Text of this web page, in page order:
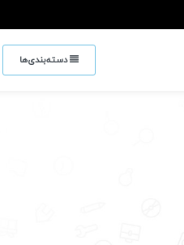
دسته‌بندی‌ها